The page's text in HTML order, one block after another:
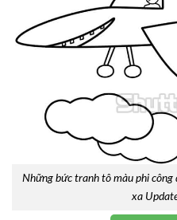
Những bức tranh tô màu phi
xa